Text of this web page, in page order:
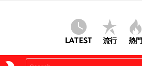
LATEST 流行 熱門
Search